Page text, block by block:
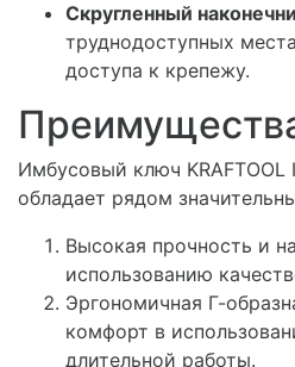
Скругленный
труднодоступных
доступа к крепежу.
Имбусовый ключ KRAFTOOL
обладает рядом
Высокая прочность и
использованию
Эргономичная Г-
комфорт в
длительной работы.